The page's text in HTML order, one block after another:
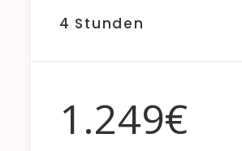
4 Stunden
1.249€